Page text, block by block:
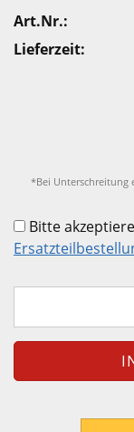
Art.Nr.:
Lieferzeit:
*Bei Unterschreitung
Bitte